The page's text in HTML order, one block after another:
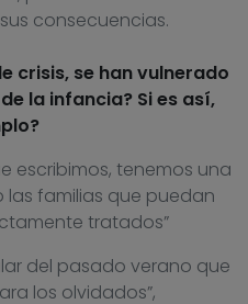
consecuencias.
crisis, se han vulnerado
la infancia? Si es así,
escribimos, tenemos una
las familias que puedan
tratados”
del pasado verano que
los olvidados”,